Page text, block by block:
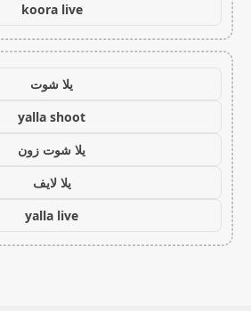
koora live
يلا شوت
yalla shoot
يلا شوت زون
يلا لايف
yalla live